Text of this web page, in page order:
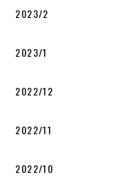
2023/2
2023/1
2022/12
2022/11
2022/10